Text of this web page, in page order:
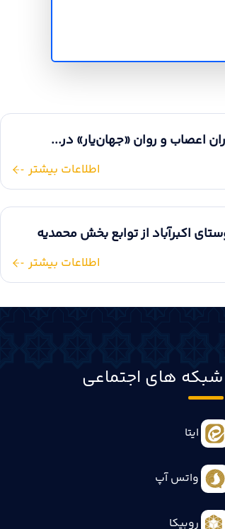
اعصاب و روان «جهان‌یار» در...
اطلاعات بیشتر
اکبرآباد از توابع بخش محمدیه
اطلاعات بیشتر
شبکه های اجتماعی
ایتا
واتس آپ
روبیکا